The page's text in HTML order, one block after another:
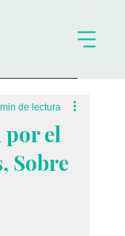
por el
Sobre
de lectura